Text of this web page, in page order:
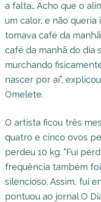
a falta… Acho que o
um calor, e não queria
tomava café da
café da manhã do dia
murchando
nascer por aí”,
Omelete.
O artista ficou três
quatro e cinco ovos
perdeu 10 kg. “Fui
frequência também
silencioso. Assim, fui
pontuou ao jornal O